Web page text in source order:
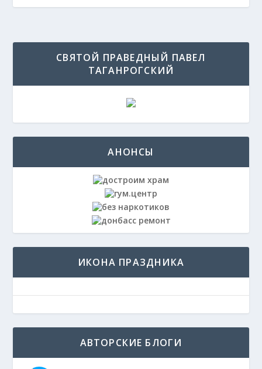
СВЯТОЙ ПРАВЕДНЫЙ ПАВЕЛ
ТАГАНРОГСКИЙ
АНОНСЫ
ИКОНА ПРАЗДНИКА
АВТОРСКИЕ БЛОГИ